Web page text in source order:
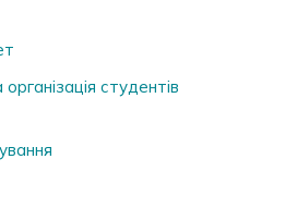
студентів